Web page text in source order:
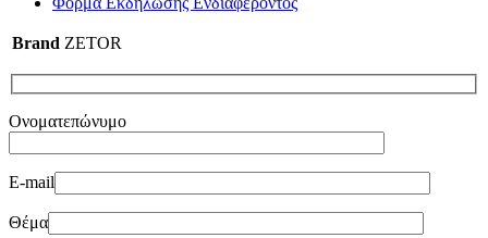
Brand ZETOR
Ονοματεπώνυμο
E-mail
Θέμα